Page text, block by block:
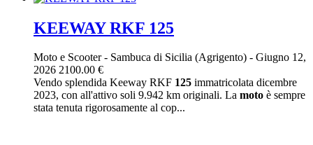
KEEWAY RKF 125
Moto e Scooter- Sambuca di Sicilia (Agrigento) - Giugno 12,
2026 2100.00 €
Vendo splendida Keeway RKF 125 immatricolata dicembre
2023, con all'attivo soli 9.942 km originali. La moto è sempre
stata tenuta rigorosamente al cop...